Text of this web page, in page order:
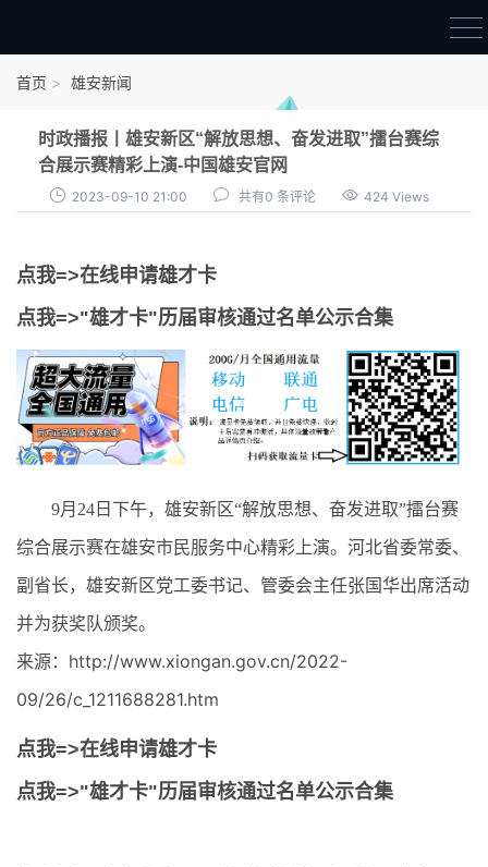
点我申领雄才卡
审核通过公示
首页 雄安新闻
时政播报丨雄安新区“解放思想、奋发进取”擂台赛综
合展示赛精彩上演-中国雄安官网
2023-09-10 21:00 共有0 条评论 424 Views
点我=>在线申请雄才卡
点我=>"雄才卡"历届审核通过名单公示合集
9月24日下午，雄安新区“解放思想、奋发进取”擂台赛
综合展示赛在雄安市民服务中心精彩上演。河北省委常委、
副省长，雄安新区党工委书记、管委会主任张国华出席活动
并为获奖队颁奖。
来源：http://www.xiongan.gov.cn/2022-
09/26/c_1211688281.htm
点我=>在线申请雄才卡
点我=>"雄才卡"历届审核通过名单公示合集